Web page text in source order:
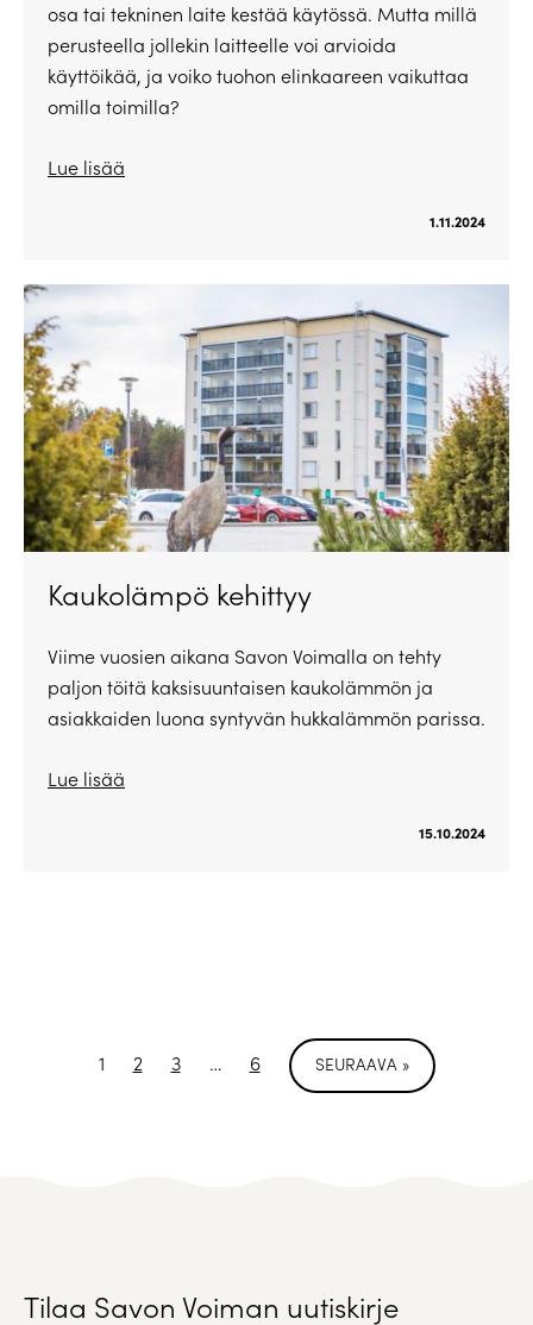
osa tai tekninen laite kestää käytössä. Mutta millä
perusteella jollekin laitteelle voi arvioida
käyttöikää, ja voiko tuohon elinkaareen vaikuttaa
omilla toimilla?
Lue lisää
1.11.2024
Kaukolämpö kehittyy
Viime vuosien aikana Savon Voimalla on tehty
paljon töitä kaksisuuntaisen kaukolämmön ja
asiakkaiden luona syntyvän hukkalämmön parissa.
Lue lisää
15.10.2024
1 2 3 … 6 SEURAAVA »
Tilaa Savon Voiman uutiskirje